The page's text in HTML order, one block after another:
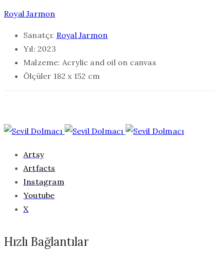
Royal Jarmon
Sanatçı: Royal Jarmon
Yıl: 2023
Malzeme: Acrylic and oil on canvas
Ölçüler 182 x 152 cm
Artsy
Artfacts
Instagram
Youtube
X
Hızlı Bağlantılar